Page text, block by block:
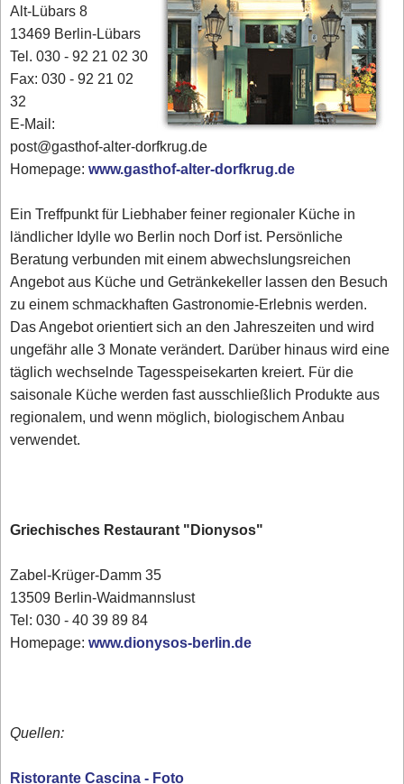
Alt-Lübars 8
13469 Berlin-Lübars
Tel. 030 - 92 21 02 30
Fax: 030 - 92 21 02
32
E-Mail:
post@gasthof-alter-dorfkrug.de
Homepage:www.gasthof-alter-dorfkrug.de
Ein Treffpunkt für Liebhaber feiner regionaler Küche in
ländlicher Idylle wo Berlin noch Dorf ist. Persönliche
Beratung verbunden mit einem abwechslungsreichen
Angebot aus Küche und Getränkekeller lassen den Besuch
zu einem schmackhaften Gastronomie-Erlebnis werden.
Das Angebot orientiert sich an den Jahreszeiten und wird
ungefähr alle 3 Monate verändert. Darüber hinaus wird eine
täglich wechselnde Tagesspeisekarten kreiert. Für die
saisonale Küche werden fast ausschließlich Produkte aus
regionalem, und wenn möglich, biologischem Anbau
verwendet.
Griechisches Restaurant "Dionysos"
Zabel-Krüger-Damm 35
13509 Berlin-Waidmannslust
Tel: 030 - 40 39 89 84
Homepage:www.dionysos-berlin.de
Quellen:
Ristorante Cascina - Foto